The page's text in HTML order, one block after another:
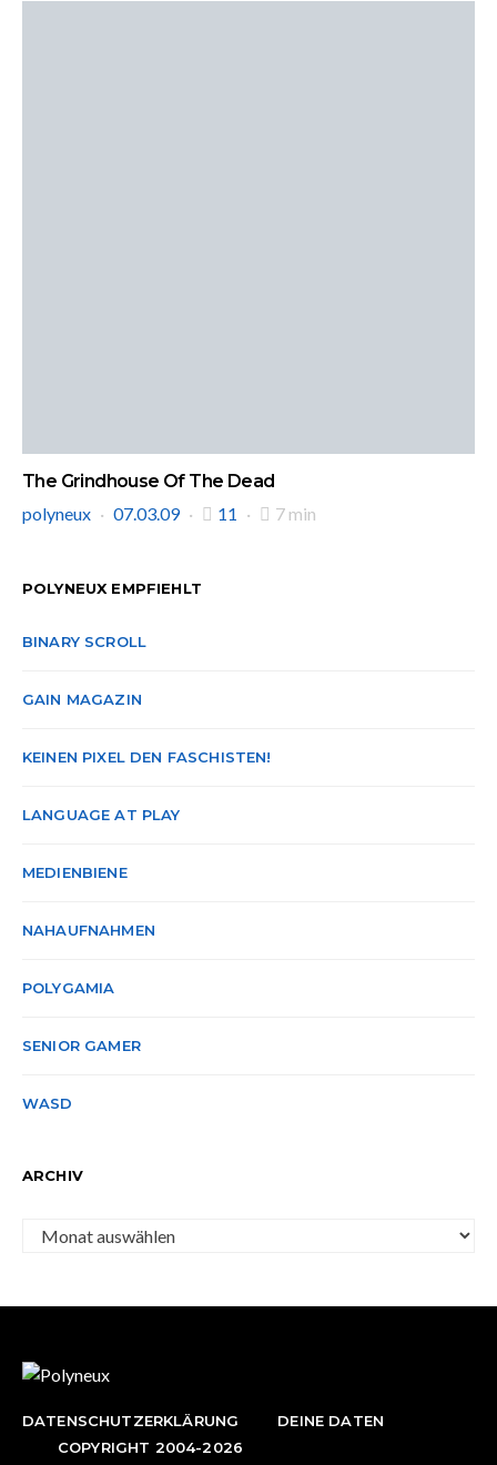
The Grindhouse Of The Dead
polyneux
07.03.09 11 7 min
POLYNEUX EMPFIEHLT
BINARY SCROLL
GAIN MAGAZIN
KEINEN PIXEL DEN FASCHISTEN!
LANGUAGE AT PLAY
MEDIENBIENE
NAHAUFNAHMEN
POLYGAMIA
SENIOR GAMER
WASD
ARCHIV
Archiv
DATENSCHUTZERKLÄRUNG
DEINE DATEN
COPYRIGHT 2004-2026